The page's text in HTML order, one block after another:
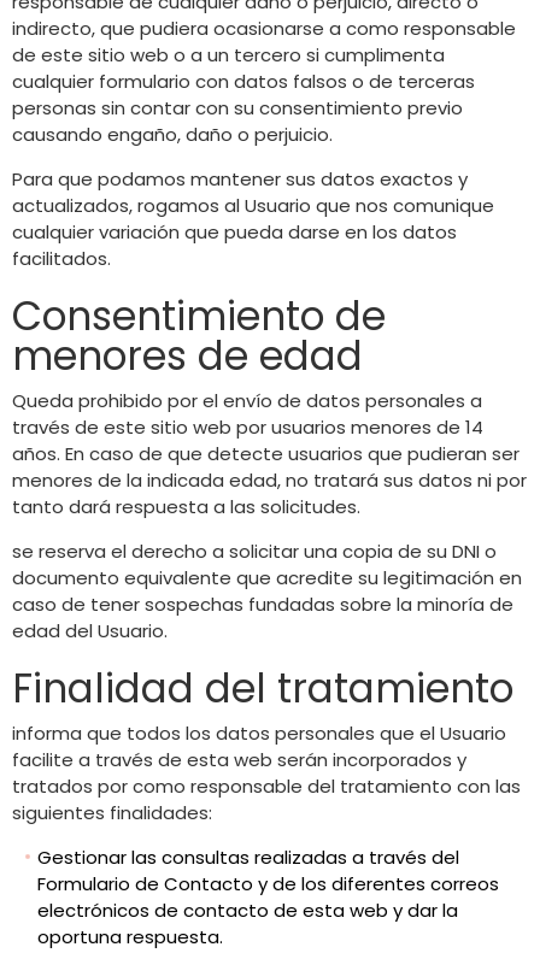
indirecto, que pudiera ocasionarse a como responsable
de este sitio web o a un tercero si cumplimenta
cualquier formulario con datos falsos o de terceras
personas sin contar con su consentimiento previo
causando engaño, daño o perjuicio.
Para que podamos mantener sus datos exactos y
actualizados, rogamos al Usuario que nos comunique
cualquier variación que pueda darse en los datos
facilitados.
Consentimiento de
menores de edad
Queda prohibido por el envío de datos personales a
través de este sitio web por usuarios menores de 14
años. En caso de que detecte usuarios que pudieran ser
menores de la indicada edad, no tratará sus datos ni por
tanto dará respuesta a las solicitudes.
se reserva el derecho a solicitar una copia de su DNI o
documento equivalente que acredite su legitimación en
caso de tener sospechas fundadas sobre la minoría de
edad del Usuario.
Finalidad del tratamiento
informa que todos los datos personales que el Usuario
facilite a través de esta web serán incorporados y
tratados por como responsable del tratamiento con las
siguientes finalidades:
Gestionar las consultas realizadas a través del
Formulario de Contacto y de los diferentes correos
electrónicos de contacto de esta web y dar la
oportuna respuesta.